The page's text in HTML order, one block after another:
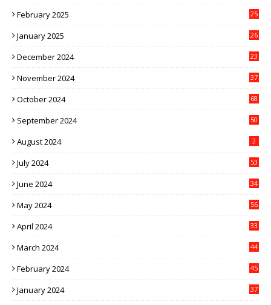
February 2025 25
January 2025 26
December 2024 23
November 2024 37
October 2024 68
September 2024 50
August 2024 2
July 2024 53
June 2024 34
May 2024 56
April 2024 33
March 2024 44
February 2024 45
January 2024 37